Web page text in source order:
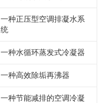
一种正压型空调排凝水系
统
一种水循环蒸发式冷凝器
一种高效除垢再沸器
一种节能减排的空调冷凝